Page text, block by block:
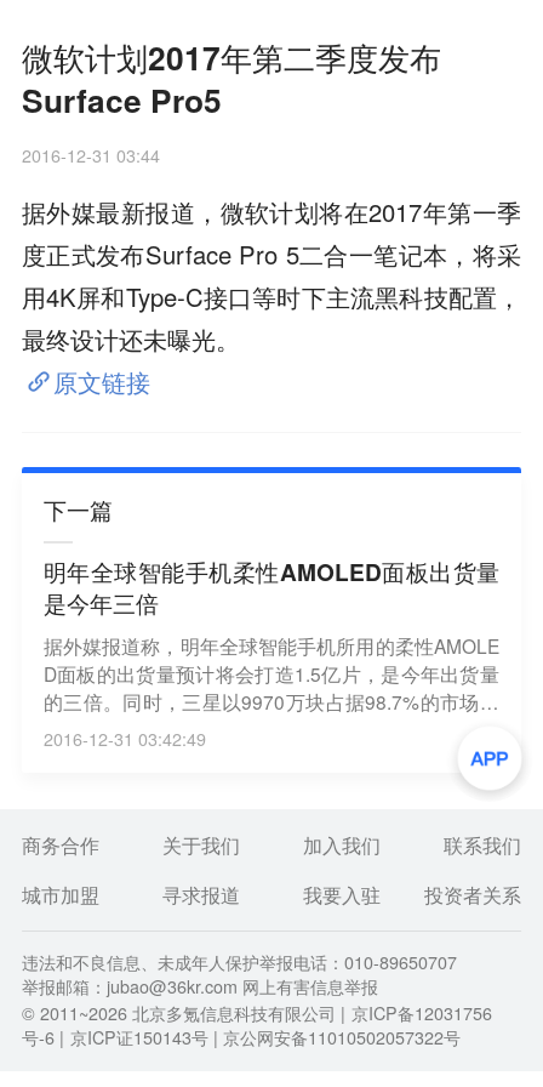
微软计划2017年第二季度发布
Surface Pro5
2016-12-31 03:44
据外媒最新报道，微软计划将在2017年第一季
度正式发布Surface Pro 5二合一笔记本，将采
用4K屏和Type-C接口等时下主流黑科技配置，
最终设计还未曝光。
原文链接
下一篇
明年全球智能手机柔性AMOLED面板出货量
是今年三倍
据外媒报道称，明年全球智能手机所用的柔性AMOLE
D面板的出货量预计将会打造1.5亿片，是今年出货量
的三倍。同时，三星以9970万块占据98.7%的市场份
额，市场霸主地位无人撼动 。据消息了解，苹果将在
明年5.8英寸iPhone机型采用柔性AMOLED屏幕，以及
搭载低温多晶硅薄膜晶体管液晶面板的4.7英寸/5.5英
求。不过，中国手机几大厂商也在准备明年发布采用
2016-12-31 03:42:49
商务合作 关于我们 加入我们
联系我们
城市加盟
寻求报道 我要入驻 投资者关系
违法和不良信息、未成年人保护举报电话：010-89650707
举报邮箱：jubao@36kr.com 网上有害信息举报
© 2011~2026北京多氪信息科技有限公司 | 京ICP备12031756
号-6 | 京ICP证150143号 | 京公网安备11010502057322号